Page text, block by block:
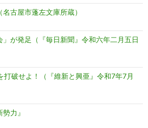
古屋市蓬左文庫所蔵）
」が発足（『毎日新聞』令和六年二月五日
破せよ！（『維新と興亜』令和7年7月
力』